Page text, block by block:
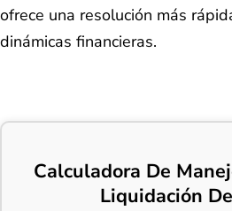
ofrece una resolución más
dinámicas financieras.
Calculadora De
Liquidación